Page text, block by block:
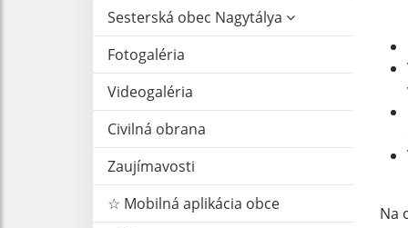
Sesterská obec Nagytálya
Fotogaléria
Videogaléria
Civilná obrana
Zaujímavosti
☆ Mobilná aplikácia obce
Na